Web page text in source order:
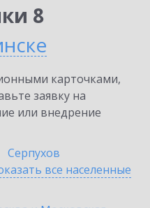
8
карточками,
заявку на
или внедрение
Серпухов
все населенные